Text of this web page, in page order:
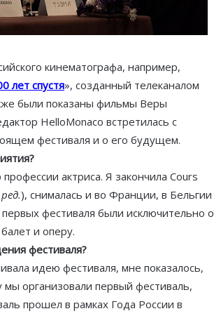
кинематографа, например,
лет спустя», созданный телеканалом
были показаны фильмы Веры
HelloMonaco встретилась с
фестиваля и о его будущем.
актриса. Я закончила Cours
), снималась и во Франции, в Бельгии
фестиваля были исключительно о
и оперу.
фестиваля?
идею фестиваля, мне показалось,
мы организовали первый фестиваль,
прошел в рамках Года России в